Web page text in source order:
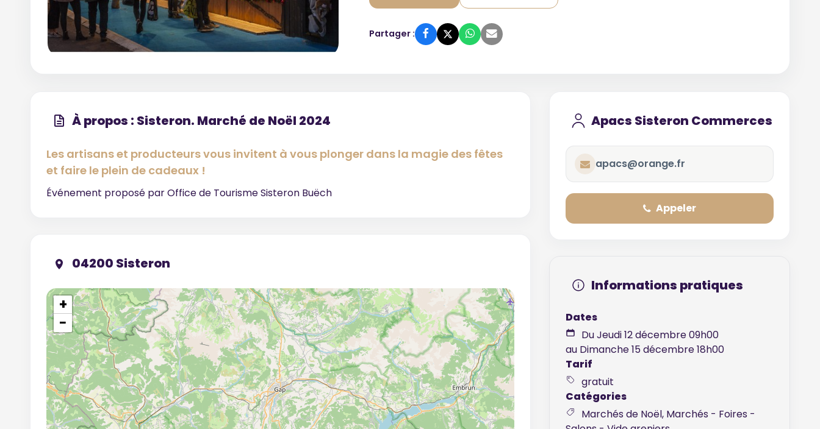
Partager :
À propos : Sisteron. Marché de Noël 2024
Les artisans et producteurs vous invitent à vous plonger dans la magie des fêtes
et faire le plein de cadeaux !
Événement proposé parOffice de Tourisme Sisteron Buëch
04200 Sisteron
+
−
Apacs Sisteron Commerces
apacs@orange.fr
Appeler
Informations pratiques
Dates
Du Jeudi 12 décembre 09h00
au Dimanche 15 décembre 18h00
Tarif
gratuit
Catégories
Marchés de Noël, Marchés - Foires -